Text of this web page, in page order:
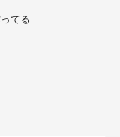
てる